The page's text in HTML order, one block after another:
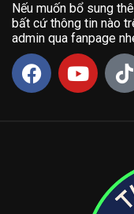
Nếu muốn bổ sung
bất cứ thông tin nào
admin qua fanpage